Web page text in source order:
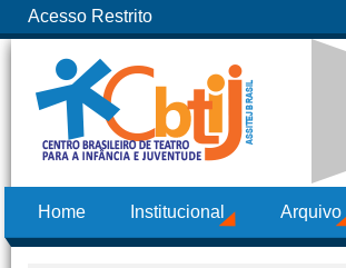
Acesso Restrito
Home Institucional Arquivo